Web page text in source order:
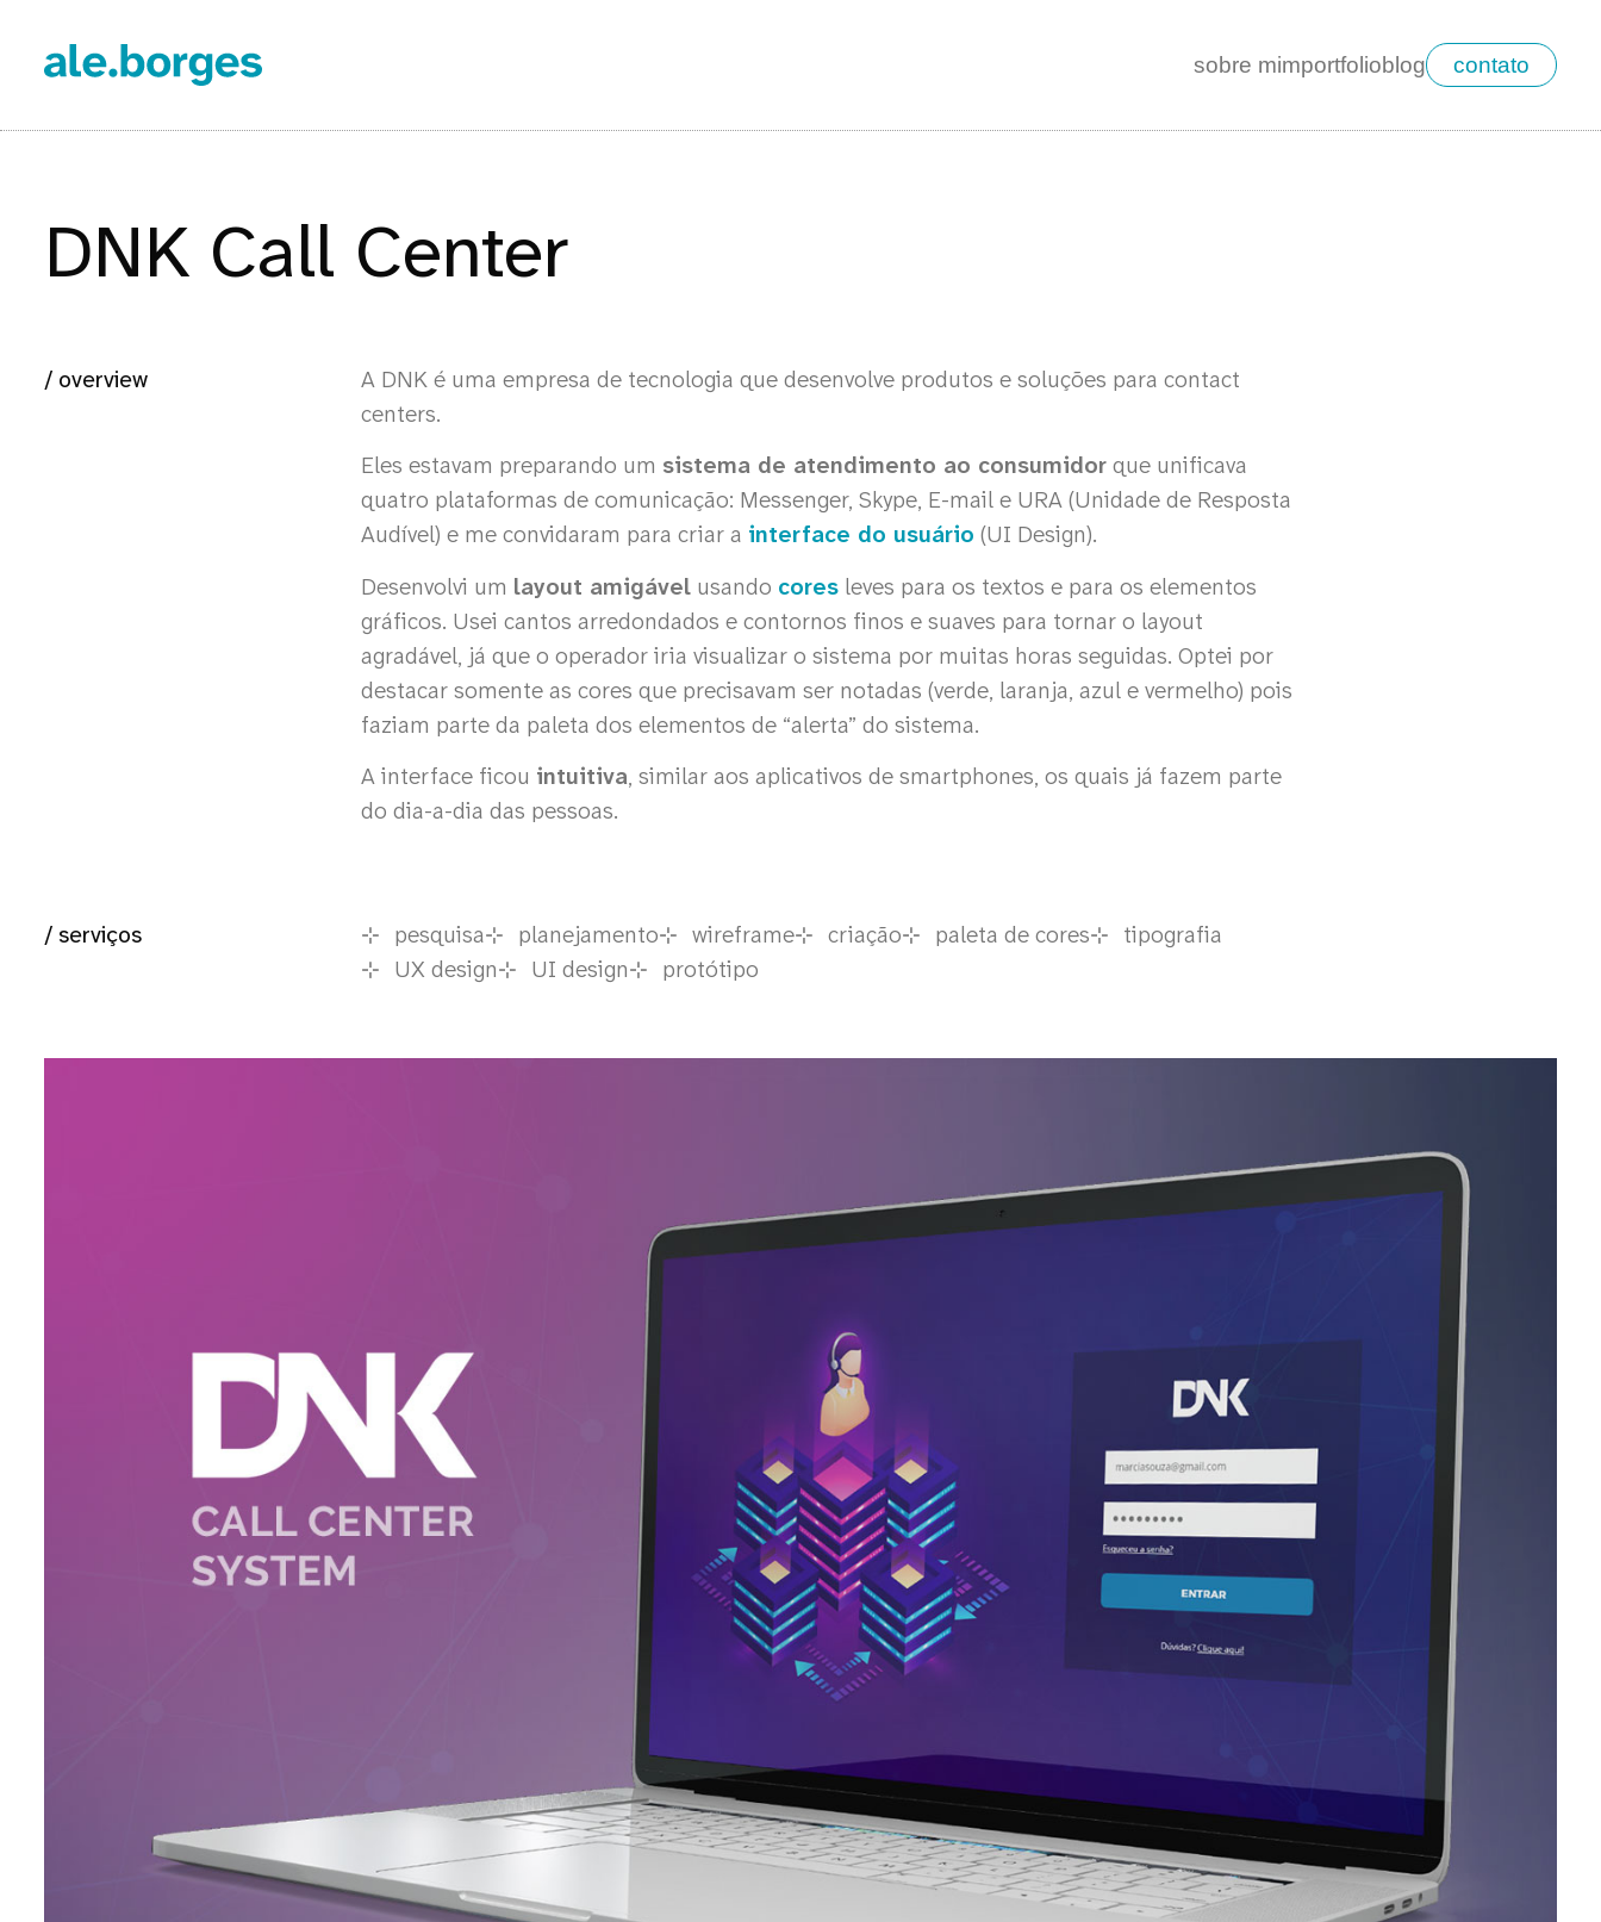
sobre mimportfolioblog contato
DNK Call Center
/ overview
A DNK é uma empresa de tecnologia que desenvolve produtos e soluções para contact
centers.
Eles estavam preparando um sistema de atendimento ao consumidor que unificava
quatro plataformas de comunicação: Messenger, Skype, E-mail e URA (Unidade de Resposta
Audível) e me convidaram para criar a interface do usuário (UI Design).
Desenvolvi um layout amigável usando cores leves para os textos e para os elementos
gráficos. Usei cantos arredondados e contornos finos e suaves para tornar o layout
agradável, já que o operador iria visualizar o sistema por muitas horas seguidas. Optei por
destacar somente as cores que precisavam ser notadas (verde, laranja, azul e vermelho) pois
faziam parte da paleta dos elementos de “alerta” do sistema.
A interface ficou intuitiva, similar aos aplicativos de smartphones, os quais já fazem parte
do dia-a-dia das pessoas.
/ serviços pesquisa planejamento wireframe criação paleta de cores
tipografia
UX design
UI design protótipo